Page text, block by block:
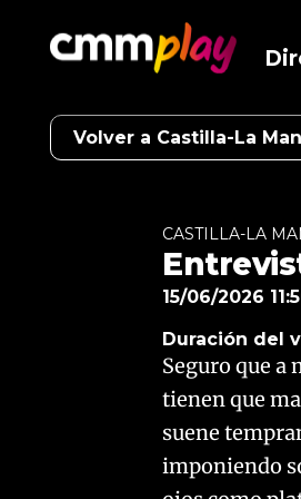
Volver a Castilla-La
CASTILLA-LA
15/06/2026
Duración del
Seguro que a
tienen que
suene
imponiendo